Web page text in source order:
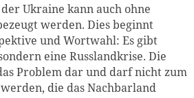
Ukraine kann auch ohne
werden. Dies beginnt
und Wortwahl: Es gibt
eine Russlandkrise. Die
Problem dar und darf nicht zum
die das Nachbarland